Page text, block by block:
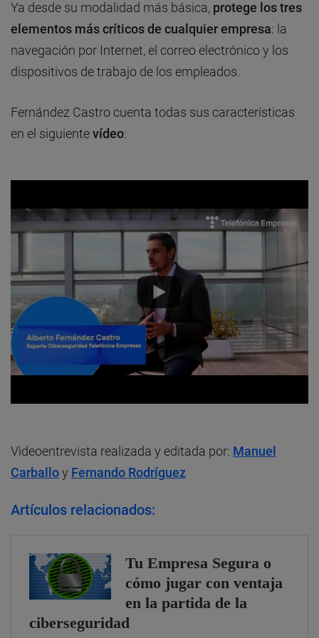
Ya desde su modalidad más básica, protege los tres
elementos más críticos de cualquier empresa: la
navegación por Internet, el correo electrónico y los
dispositivos de trabajo de los empleados.
Fernández Castro cuenta todas sus características
en el siguientevídeo:
Videoentrevista realizada y editada por: Manuel
Carballoy Fernando Rodríguez
Artículos relacionados: